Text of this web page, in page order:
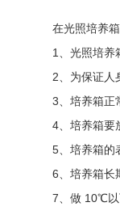
在光照培养
1、光照培养
2、为保证人
3、培养箱正
4、培养箱要
5、培养箱的
6、培养箱长
7、做 10℃以